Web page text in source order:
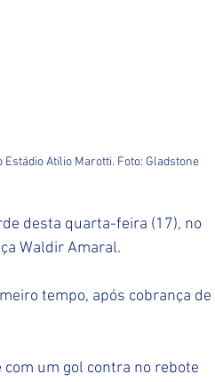
Atílio Marotti. Foto: Gladstone
desta quarta-feira (17), no
Waldir Amaral.
tempo, após cobrança de
um gol contra no rebote